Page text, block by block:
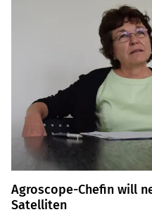
Agroscope-Chefin will
Satelliten